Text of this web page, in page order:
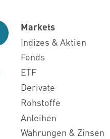
Markets
Indizes & Aktien
Fonds
ETF
Derivate
Rohstoffe
Anleihen
Währungen & Zinsen